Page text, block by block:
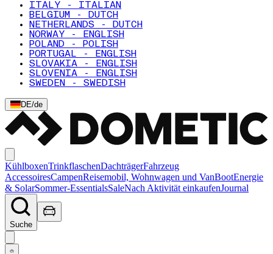
ITALY - ITALIAN
BELGIUM - DUTCH
NETHERLANDS - DUTCH
NORWAY - ENGLISH
POLAND - POLISH
PORTUGAL - ENGLISH
SLOVAKIA - ENGLISH
SLOVENIA - ENGLISH
SWEDEN - SWEDISH
DE/de
KühlboxenTrinkflaschenDachträgerFahrzeug
AccessoiresCampenReisemobil, Wohnwagen und VanBootEnergie
& SolarSommer-EssentialsSaleNach Aktivität einkaufenJournal
Suche